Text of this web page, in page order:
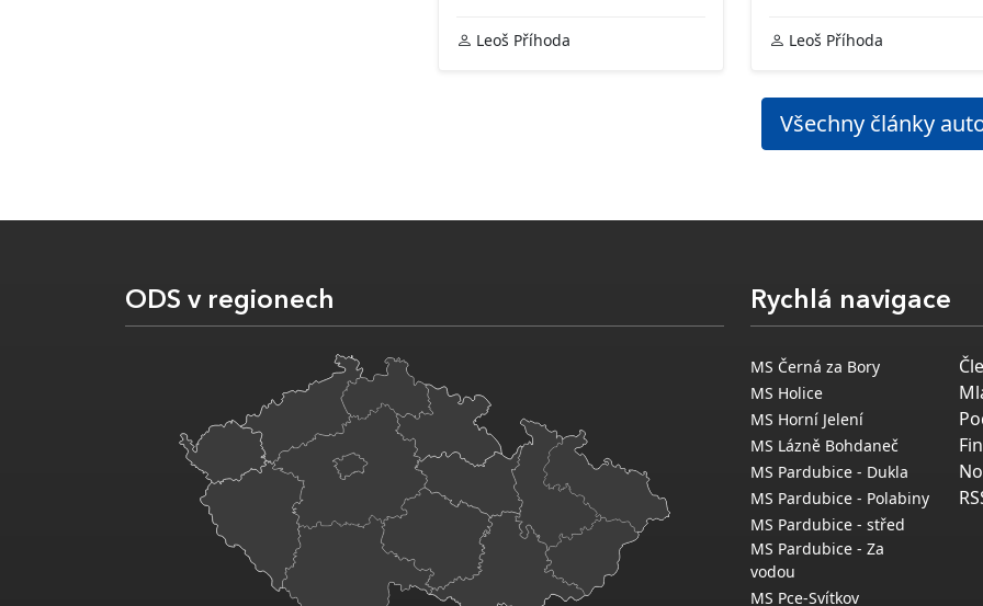
Leoš Příhoda Leoš Příhoda
Všechny články
ODS v regionech Rychlá navigace
MS Černá za Bory
MS Holice
MS Horní Jelení
MS Lázně Bohdaneč
MS Pardubice - Dukla
MS Pardubice - Polabiny
MS Pardubice - střed
MS Pardubice - Za
vodou
MS Pce-Svítkov